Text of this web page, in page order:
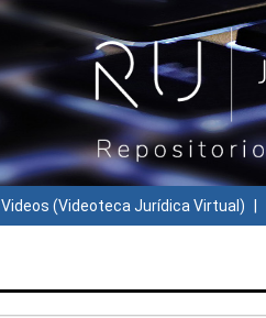
Videos (Videoteca Jurídica Virtual)